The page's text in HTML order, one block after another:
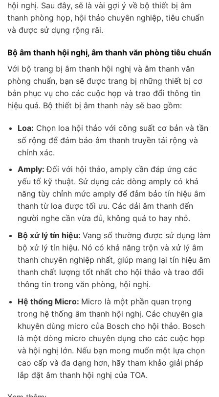
hội nghị. Sau đây, sẽ là vài gợi ý về bộ thiết bị âm
thanh phòng họp, hội thảo chuyên nghiệp, tiêu chuẩn
và được sử dụng rộng rãi.
Bộ âm thanh hội nghị, âm thanh văn phòng tiêu chuẩn
Với bộ trang bị âm thanh hội nghị và âm thanh văn
phòng chuẩn, bạn sẽ được trang bị những thiết bị cơ
bản phục vụ cho các cuộc họp và trao đổi thông tin
hiệu quả. Bộ thiết bị âm thanh này sẽ bao gồm:
Loa: Chọn loa hội thảo với công suất cơ bản và tần
số rộng để đảm bảo âm thanh truyền tải rộng và
chính xác.
Amply:Đối với hội thảo, amply cần đáp ứng các
yếu tố kỹ thuật. Sử dụng các dòng amply có khả
năng tùy chỉnh mức amply để đảm bảo tín hiệu âm
thanh từ loa được tối ưu. Các dải âm thanh đến
người nghe cần vừa đủ, không quá to hay nhỏ.
Bộ xử lý tín hiệu: Vang số thường được sử dụng làm
bộ xử lý tín hiệu. Nó có khả năng trộn và xử lý âm
thanh chuyên nghiệp nhất, giúp mang lại tín hiệu âm
thanh chất lượng tốt nhất cho hội thảo và trao đổi
thông tin trong văn phòng, hội nghị.
Hệ thống Micro: Micro là một phần quan trọng
trong hệ thống âm thanh hội nghị. Các chuyên gia
khuyên dùng micro của Bosch cho hội thảo. Bosch
là một dòng micro chuyên dụng cho các cuộc họp
và hội nghị lớn. Nếu bạn mong muốn một lựa chọn
cao cấp và đa dạng hơn, hãy tham khảo giải pháp
lắp đặt âm thanh hội nghị của TOA.